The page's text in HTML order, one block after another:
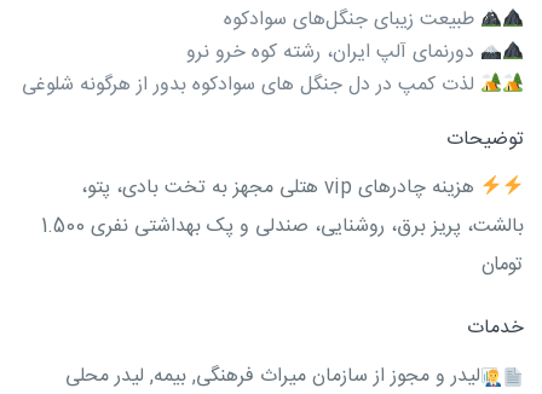
طبیعت زیبای جنگل‌های سوادکوه
دورنمای آلپ ایران، رشته کوه خرو نرو
لذت کمپ در دل جنگل های سوادکوه بدور از هرگونه شلوغی
توضیحات
هزینه چادرهای vip هتلی مجهز به تخت بادی، پتو،
بالشت، پریز برق، روشنایی، صندلی و پک بهداشتی نفری 1.500
تومان
خدمات
ليدر و مجوز از سازمان میراث فرهنگی, بيمه, لیدر محلی